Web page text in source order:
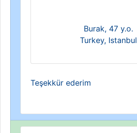
Burak, 47 y.o.
Turkey, Istanbul
Teşekkür ederim